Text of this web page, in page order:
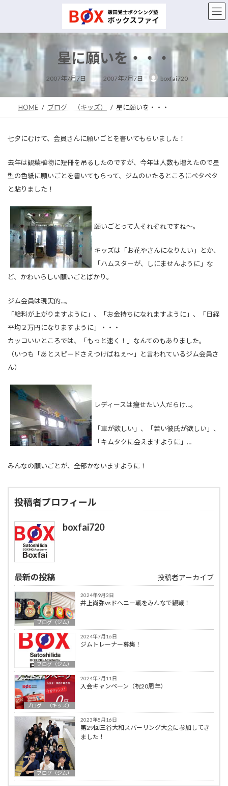
ン
ツ
へ
プ
ー
シ
ョ
動
星に願いを・・・
2007年7月7日
終
日
:
2007年7月7日 boxfai720
HOME ブログ （キッズ） 星に願いを・・・
七夕にむけて、会員さんに願いごとを書いてもらいました！
去年は観葉植物に短冊を吊るしたのですが、今年は人数も増えたので星
型の色紙に願いごとを書いてもらって、ジムのいたるところにペタペタ
と貼りました！
願いごとって人それぞれですね～。
キッズは「お花やさんになりたい」とか、
「ハムスターが、しにませんように」な
ど、かわいらしい願いごとばかり。
ジム会員は現実的…。
「給料が上がりますように」、「お金持ちになれますように」、「日経
平均２万円になりますように」・・・
カッコいいところでは、「もっと速く！」なんてのもありました。
（いつも「あとスピードさえつけばねぇ～」と言われているジム会員さ
ん）
レディースは痩せたい人だらけ…。
「車が欲しい」、「若い彼氏が欲しい」、
「キムタクに会えますように」…
みんなの願いごとが、全部かないますように！
投稿者プロフィール
boxfai720
最新の投稿 投稿者アーカイブ
ブログ（ジム）
2024年9月3日
井上尚弥vsドヘニー戦をみんなで観戦！
ブログ（ジム）
2024年7月16日
ジムトレーナー募集！
ブログ （キッズ）
2024年7月11日
入会キャンペーン（祝20周年）
ブログ（ジム）
2023年5月16日
第29回三谷大和スパーリング大会に参加してき
ました！